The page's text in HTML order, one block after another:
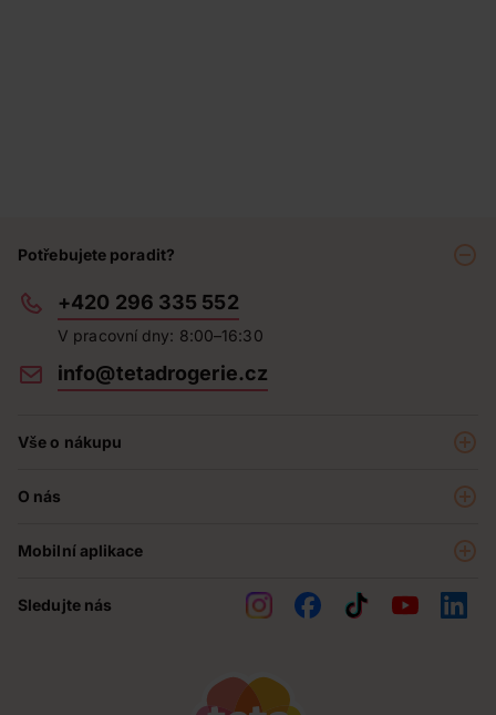
Potřebujete poradit?
+420 296 335 552
V pracovní dny: 8:00–16:30
info@tetadrogerie.cz
Vše o nákupu
Prodejny
Obchodní podmínky
O nás
Teta pomáhá
Mobilní aplikace
Sledujte nás